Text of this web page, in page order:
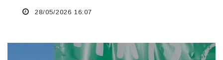
28/05/2026 16:07